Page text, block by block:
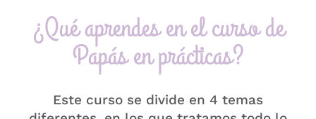
¿Qué aprendes en el curso de
Papás en prácticas?
Este curso se divide en 4 temas